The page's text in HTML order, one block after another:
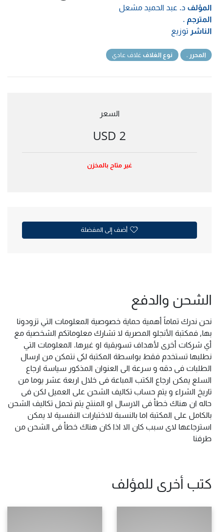
المؤلف د. عبد الحميد مشعل
المترجم .
الناشر توزيع
المحرر . نوع الغلاف غلاف عادي
السعر
2 USD
غير متاح بالمخزن
أضف إلى المفضلة
الشحن والدفع
نحن ندرك تماماً أهمية حماية خصوصية المعلومات التي تزودونا
بها, فمكتبة الأنجلو المصرية لا تشارك معلوماتكم الشخصية مع
أي شركات أخرى لأهداف تسويقية او غيرها. المعلومات التي
نطلبها تستخدم فقط بواسطة المكتبة لكى نتمكن من ارسال
الطلبات فى دقه و سرعة الى العنوان المذكور سياسة ارجاع
السلع يمكن ارجاع الكتب المباعة فى خلال اربعة عشر يوما من
تاريخ الشراء و يتم حساب تكاليف الشحن على العميل لكن فى
حاله ان هناك خطأ فى الارسال او المنتج يتم تحمل تكاليف الشحن
بالكامل على المكتبة اما بالنسبة للاختبارات النفسية لا يمكن
استرجاعها لاى سبب كان الا اذا كان هناك خطأ فى الشحن من
طرفنا
كتب أخرى للمؤلف